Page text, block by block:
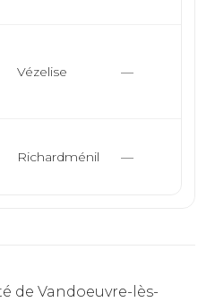
Vézelise —
Richardménil —
de Vandoeuvre-lès-